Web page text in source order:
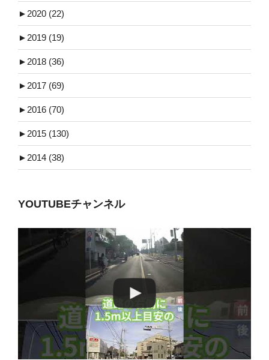
► 2020 (22)
► 2019 (19)
► 2018 (36)
► 2017 (69)
► 2016 (70)
► 2015 (130)
► 2014 (38)
YOUTUBEチャンネル